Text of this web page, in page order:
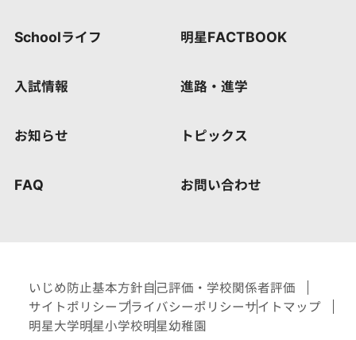
Schoolライフ 明星FACTBOOK
入試情報 進路・進学
お知らせ トピックス
FAQ お問い合わせ
いじめ防止基本方針自己評価・学校関係者評価
サイトポリシー プライバシーポリシーサイトマップ
明星大学明星小学校明星幼稚園